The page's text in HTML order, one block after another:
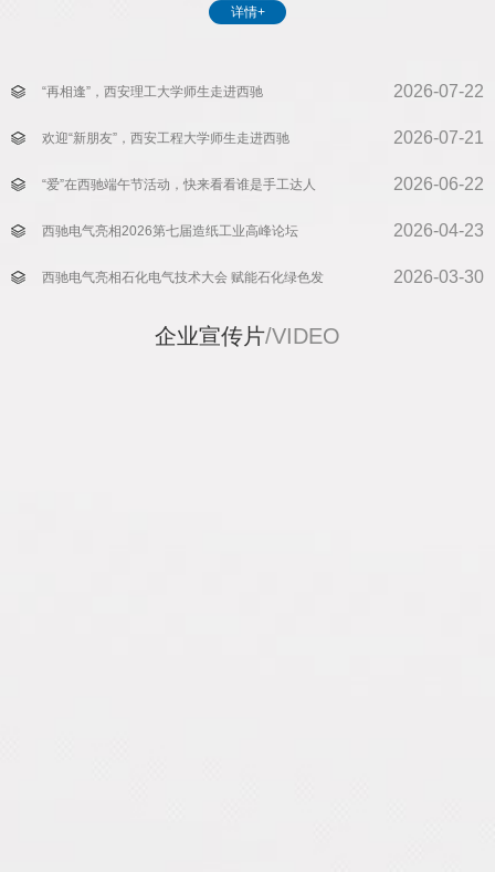
详情+
“再相逢”，西安理工大学师生走进西驰 2026-07-22
欢迎“新朋友”，西安工程大学师生走进西驰 2026-07-21
“爱”在西驰端午节活动，快来看看谁是手工达人 2026-06-22
西驰电气亮相2026第七届造纸工业高峰论坛 2026-04-23
西驰电气亮相石化电气技术大会 赋能石化绿色发 2026-03-30
企业宣传片/VIDEO